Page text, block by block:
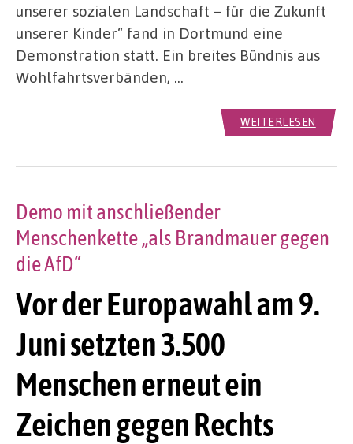
unserer sozialen Landschaft – für die Zukunft
unserer Kinder“ fand in Dortmund eine
Demonstration statt. Ein breites Bündnis aus
Wohlfahrtsverbänden, …
WEITERLESEN
Vor der Europawahl am 9.
Juni setzten 3.500
Menschen erneut ein
Zeichen gegen Rechts
Demo mit anschließender
Menschenkette „als Brandmauer gegen
die AfD“